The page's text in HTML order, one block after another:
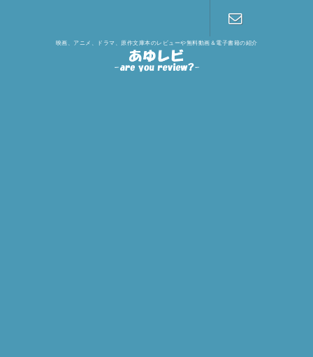
映画、アニメ、ドラマ、原作文庫本のレビューや無料動画＆電子書籍の紹介